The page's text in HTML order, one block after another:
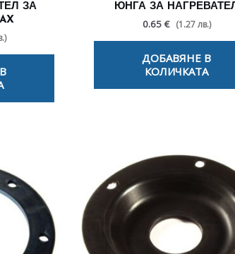
ЗА
ЮНГА ЗА НАГРЕВАТЕЛ
0.65 € (1.27 лв.)
ДОБАВЯНЕ В
КОЛИЧКАТА